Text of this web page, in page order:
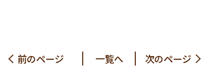
前のページ 一覧へ 次のページ